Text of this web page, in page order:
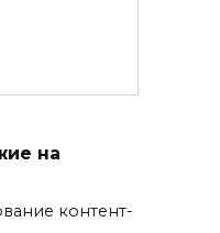
на
контент-